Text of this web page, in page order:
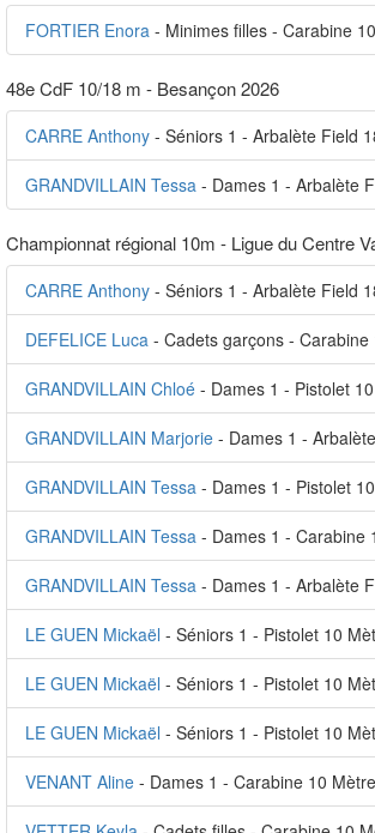
FORTIER Enora - Minimes filles - Carabine
48e CdF 10/18 m - Besançon 2026
CARRE Anthony - Séniors 1 - Arbalète Field
GRANDVILLAIN Tessa - Dames 1 - Arbalète
Championnat régional 10m - Ligue du Centre
CARRE Anthony - Séniors 1 - Arbalète Field
DEFELICE Luca - Cadets garçons - Carabine
GRANDVILLAIN Chloé - Dames 1 - Pistolet
GRANDVILLAIN Marjorie - Dames 1 -
GRANDVILLAIN Tessa - Dames 1 - Pistolet
GRANDVILLAIN Tessa - Dames 1 - Carabine
GRANDVILLAIN Tessa - Dames 1 - Arbalète
LE GUEN Mickaël - Séniors 1 - Pistolet 10
LE GUEN Mickaël - Séniors 1 - Pistolet 10
LE GUEN Mickaël - Séniors 1 - Pistolet 10
VENANT Aline - Dames 1 - Carabine 10